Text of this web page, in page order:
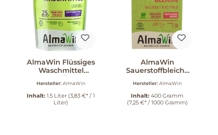
AlmaWin Flüssiges
Waschmittel
1.5 l
Hersteller: AlmaWin
Inhalt: 1.5 Liter (3,83 €* / 1
Liter)
AlmaWin
Sauerstoffbleiche
Hersteller: AlmaWin
Inhalt: 400 Gramm
(7,25 €* / 1000 Gramm)